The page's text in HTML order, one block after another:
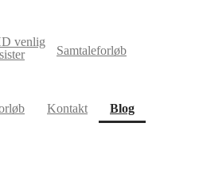
venlig
Samtaleforløb
Kontakt Blog(current)